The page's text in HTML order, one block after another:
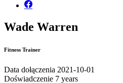
Wade Warren
Fitness Trainer
Data dołączenia 2021-10-01
Doświadczenie 7 years